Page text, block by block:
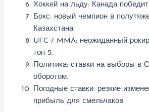
Хоккей на льду: Канада
Бокс: новый чемпион в
Казахстана.
UFC / MMA: неожиданный
топ-5.
Политика: ставки на выборы в
оборотом.
Погодные ставки: резкие
прибыль для смельчаков.